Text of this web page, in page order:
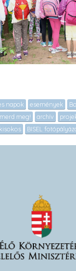
napok események
meg! archív
BISEL